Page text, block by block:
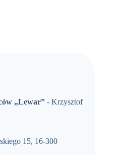
„Lewar” - Krzysztof
15, 16-300